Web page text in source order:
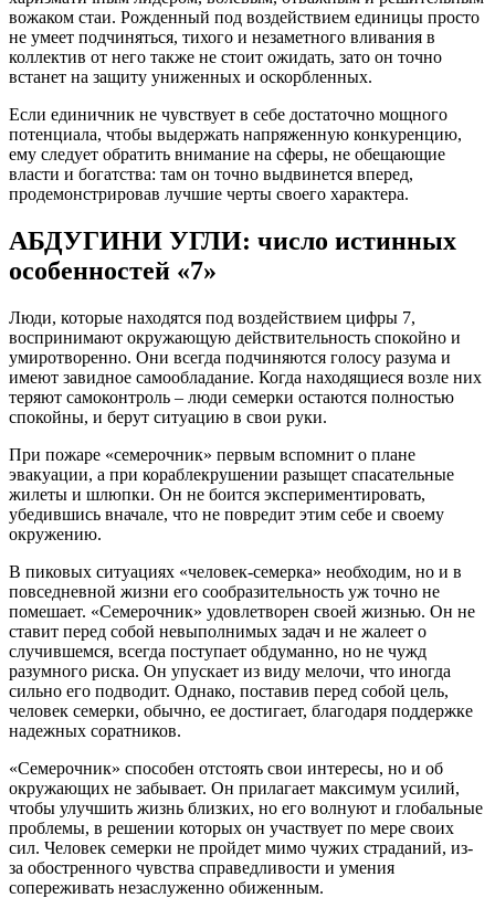
вожаком стаи. Рожденный под воздействием единицы просто
не умеет подчиняться, тихого и незаметного вливания в
коллектив от него также не стоит ожидать, зато он точно
встанет на защиту униженных и оскорбленных.
Если единичник не чувствует в себе достаточно мощного
потенциала, чтобы выдержать напряженную конкуренцию,
ему следует обратить внимание на сферы, не обещающие
власти и богатства: там он точно выдвинется вперед,
продемонстрировав лучшие черты своего характера.
АБДУГИНИ УГЛИ: число истинных
особенностей «7»
Люди, которые находятся под воздействием цифры 7,
воспринимают окружающую действительность спокойно и
умиротворенно. Они всегда подчиняются голосу разума и
имеют завидное самообладание. Когда находящиеся возле них
теряют самоконтроль – люди семерки остаются полностью
спокойны, и берут ситуацию в свои руки.
При пожаре «семерочник» первым вспомнит о плане
эвакуации, а при кораблекрушении разыщет спасательные
жилеты и шлюпки. Он не боится экспериментировать,
убедившись вначале, что не повредит этим себе и своему
окружению.
В пиковых ситуациях «человек-семерка» необходим, но и в
повседневной жизни его сообразительность уж точно не
помешает. «Семерочник» удовлетворен своей жизнью. Он не
ставит перед собой невыполнимых задач и не жалеет о
случившемся, всегда поступает обдуманно, но не чужд
разумного риска. Он упускает из виду мелочи, что иногда
сильно его подводит. Однако, поставив перед собой цель,
человек семерки, обычно, ее достигает, благодаря поддержке
надежных соратников.
«Семерочник» способен отстоять свои интересы, но и об
окружающих не забывает. Он прилагает максимум усилий,
чтобы улучшить жизнь близких, но его волнуют и глобальные
проблемы, в решении которых он участвует по мере своих
сил. Человек семерки не пройдет мимо чужих страданий, из-
за обостренного чувства справедливости и умения
сопереживать незаслуженно обиженным.